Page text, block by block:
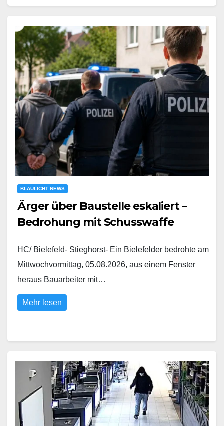
BLAULICHT NEWS
Ärger über Baustelle eskaliert –
Bedrohung mit Schusswaffe
HC/ Bielefeld- Stieghorst- Ein Bielefelder bedrohte am
Mittwochvormittag, 05.08.2026, aus einem Fenster
heraus Bauarbeiter mit…
Mehr lesen